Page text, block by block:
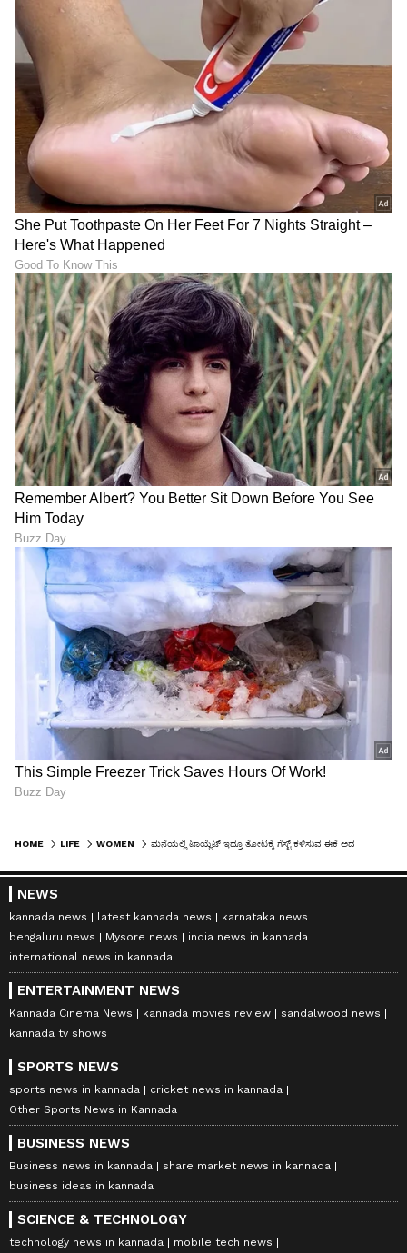
HOME LIFE WOMEN
NEWS
kannada news latest kannada news
karnataka news
bengaluru news
Mysore news
india news in kannada
international news in kannada
ENTERTAINMENT NEWS
Kannada Cinema News kannada movies review
sandalwood news
kannada tv shows
SPORTS NEWS
sports news in kannada
cricket news in kannada
Other Sports News in Kannada
BUSINESS NEWS
Business news in kannada
share market news in kannada
business ideas in kannada
SCIENCE & TECHNOLOGY
technology news in kannada
mobile tech news